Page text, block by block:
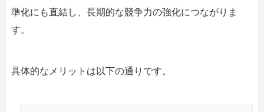
準化にも直結し、長期的な競争力の強化につながりま
す。
具体的なメリットは以下の通りです。